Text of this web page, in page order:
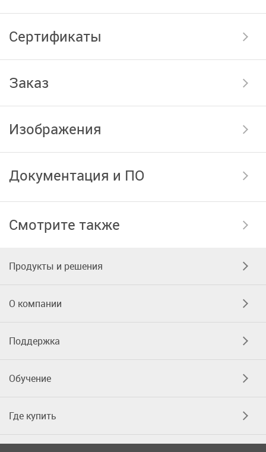
Сертификаты
Заказ
Изображения
Документация и ПО
Смотрите также
Продукты и решения
О компании
Поддержка
Обучение
Где купить